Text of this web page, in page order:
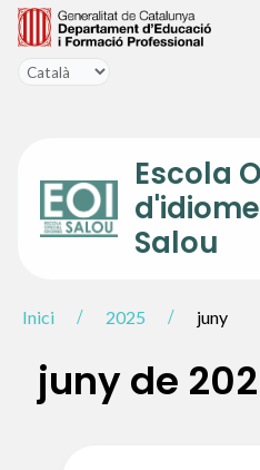
Vés
contingut
Escola
Salou
Inici 2025 juny
juny de